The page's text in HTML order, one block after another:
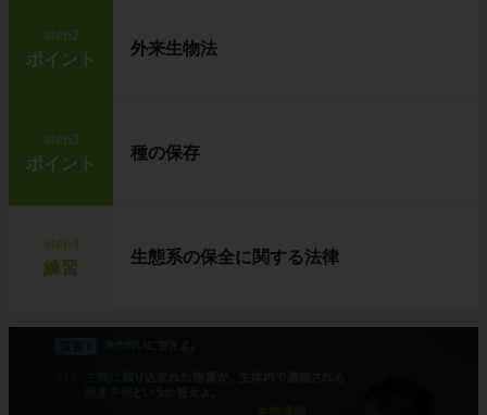
step2
ポイント
外来生物法
step3
ポイント
種の保存
練習
生態系の保全に関する法律